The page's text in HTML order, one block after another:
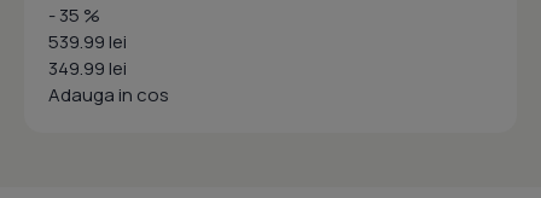
- 35 %
539.99 lei
349.99 lei
Adauga in cos